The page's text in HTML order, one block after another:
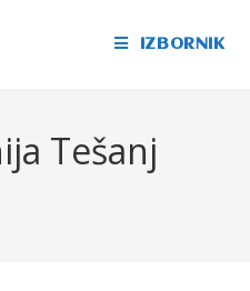
IZBORNIK
Tešanj